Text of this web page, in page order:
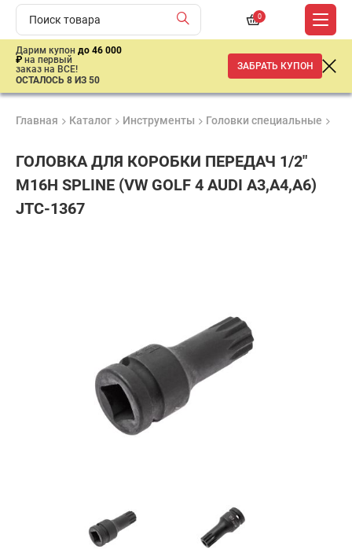
0
Дарим купон до 46 000
₽ на первый
заказ на ВСЕ!
ОСТАЛОСЬ 8 ИЗ 50
ЗАБРАТЬ КУПОН
Главная Каталог Инструменты Головки специальные
ГОЛОВКА ДЛЯ КОРОБКИ ПЕРЕДАЧ 1/2"
М16Н SPLINE (VW GOLF 4 AUDI A3,A4,A6)
JTC-1367
Добавить в корзину
В кредит от 30 руб/мес